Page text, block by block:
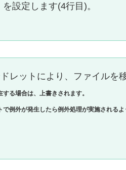
設定します(4行目)。
レットにより、ファイルを
る場合は、上書きされます。
例外が発生したら例外処理が実施される